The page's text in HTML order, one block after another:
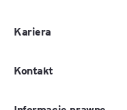
Kariera
Kontakt